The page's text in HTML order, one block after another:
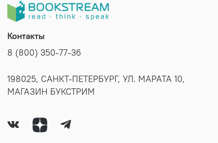
Контакты
8 (800) 350-77-36
198025, САНКТ-ПЕТЕРБУРГ, УЛ. МАРАТА 10,
МАГАЗИН БУКСТРИМ